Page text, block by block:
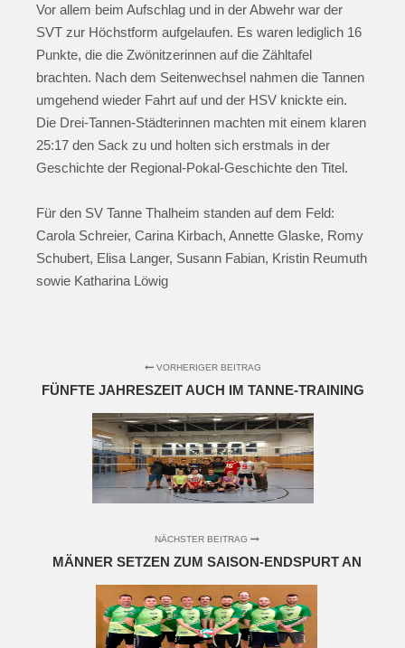
Vor allem beim Aufschlag und in der Abwehr war der
SVT zur Höchstform aufgelaufen. Es waren lediglich 16
Punkte, die die Zwönitzerinnen auf die Zähltafel
brachten. Nach dem Seitenwechsel nahmen die Tannen
umgehend wieder Fahrt auf und der HSV knickte ein.
Die Drei-Tannen-Städterinnen machten mit einem klaren
25:17 den Sack zu und holten sich erstmals in der
Geschichte der Regional-Pokal-Geschichte den Titel.
Für den SV Tanne Thalheim standen auf dem Feld:
Carola Schreier, Carina Kirbach, Annette Glaske, Romy
Schubert, Elisa Langer, Susann Fabian, Kristin Reumuth
sowie Katharina Löwig
VORHERIGER BEITRAG
FÜNFTE JAHRESZEIT AUCH IM TANNE-TRAINING
NÄCHSTER BEITRAG
MÄNNER SETZEN ZUM SAISON-ENDSPURT AN